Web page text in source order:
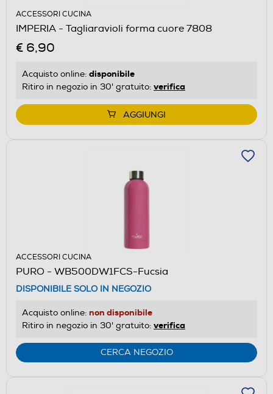
ACCESSORI CUCINA
IMPERIA - Tagliaravioli forma cuore 7808
€ 6,90
Acquisto online: disponibile
Ritiro in negozio in 30' gratuito: verifica
AGGIUNGI
ACCESSORI CUCINA
PURO - WB500DW1FCS-Fucsia
DISPONIBILE SOLO IN NEGOZIO
Acquisto online: non disponibile
Ritiro in negozio in 30' gratuito: verifica
CERCA NEGOZIO